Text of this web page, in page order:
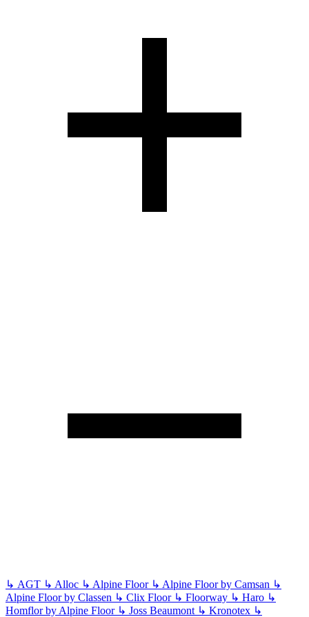
↳ AGT ↳ Alloc ↳ Alpine Floor ↳ Alpine Floor by Camsan ↳
Alpine Floor by Classen ↳ Clix Floor ↳ Floorway ↳ Haro ↳
Homflor by Alpine Floor ↳ Joss Beaumont ↳ Kronotex ↳